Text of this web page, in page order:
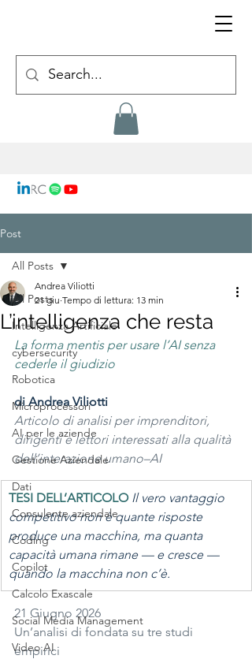
Post
All Posts
Intelligenza Artificiale
cybersecurity
Robotica
Microprocessori
AI per le aziende
Gestione Aziendale
Dati
Consulente aziendale
Coding
Copilot
Calcolo Exascale
Social Media Management
Video AI
All Posts
L’intelligenza che resta
Andrea Viliotti
21 giu Tempo di lettura: 13 min
La forma mentis per usare l’AI senza
cederle il giudizio
di Andrea Viliotti
Articolo di analisi per imprenditori,
dirigenti e lettori interessati alla qualità
dell’interazione umano–AI
TESI DELL’ARTICOLO Il vero vantaggio
competitivo non è quante risposte
produce una macchina, ma quanta
capacità umana rimane — e cresce —
quando la macchina non c’è.
21 Giugno 2026
Un’analisi di fondata su tre studi
empirici